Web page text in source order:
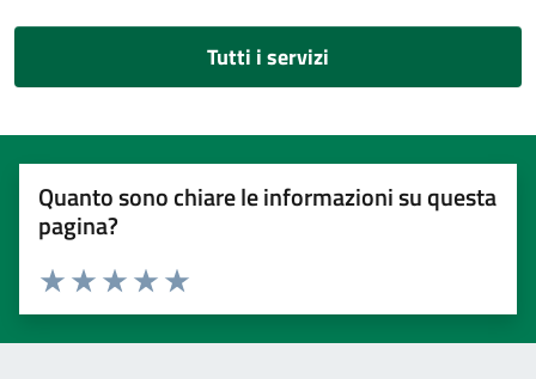
Tutti i servizi
Quanto sono chiare le informazioni su questa
pagina?
Valuta 5 stelle su 5
Valuta 4 stelle su 5
Valuta 3 stelle su 5
Valuta 2 stelle su 5
Valuta 1 stelle su 5